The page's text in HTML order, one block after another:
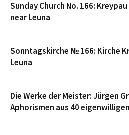
Sunday Church No. 166:
near Leuna
Sonntagskirche № 166: Kirche
Leuna
Die Werke der Meister: Jürgen
Aphorismen aus 40